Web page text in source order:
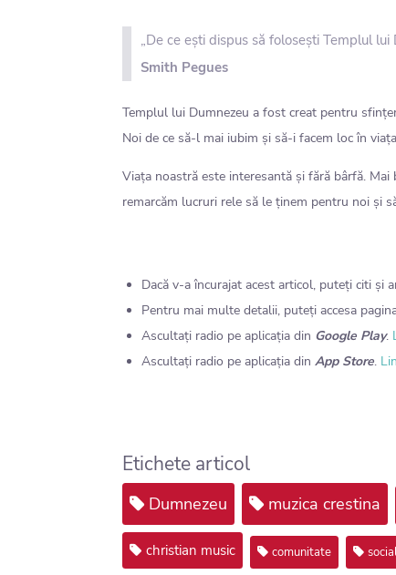
„De ce ești dispus să folosești Templul
Smith Pegues
Templul lui Dumnezeu a fost creat pentru
Noi de ce să-l mai iubim și să-i facem loc în
Viața noastră este interesantă și fără bârfă.
remarcăm lucruri rele să le ținem pentru noi și
Dacă v-a încurajat acest articol, puteți citi și
Pentru mai multe detalii, puteți accesa
Ascultați radio pe aplicația din Google Play.
Ascultați radio pe aplicația din App Store.
Etichete articol
Dumnezeu muzica crestina
christian music comunitate